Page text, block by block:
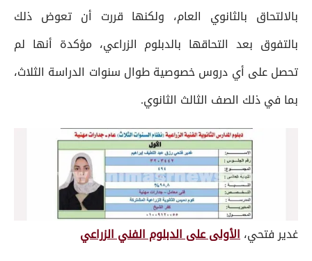
بالالتحاق بالثانوي العام، ولكنها قررت أن تعوض ذلك
بالتفوق بعد التحاقها بالدبلوم الزراعي، مؤكدة أنها لم
تحصل على أي دروس خصوصية طوال سنوات الدراسة الثلاث،
بما في ذلك الصف الثالث الثانوي.
غدير فتحي،الأولى على الدبلوم الفني الزراعي